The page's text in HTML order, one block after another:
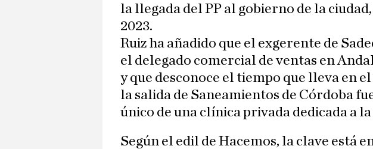
la llegada del PP al gobierno de la
2023.
Ruiz ha añadido que el exgerente de
el delegado comercial de ventas en
y que desconoce el tiempo que lleva en
la salida de Saneamientos de Córdoba
único de una clínica privada dedicada a
Según el edil de Hacemos, la clave está